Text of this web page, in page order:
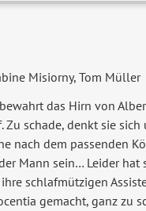
Misiorny, Tom Müller
das Hirn von
Zu schade, denkt sie sich
nach dem passenden
Mann sein… Leider hat
schlafmützigen
gemacht, ganz zu